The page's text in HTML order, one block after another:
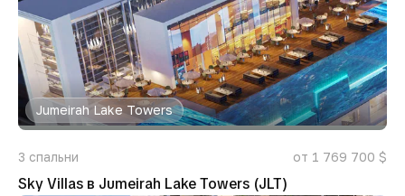
Jumeirah Lake Towers
3 спальни от 1 769 700 $
Sky Villas в Jumeirah Lake Towers (JLT)